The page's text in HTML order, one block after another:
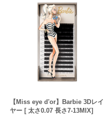
【Miss eye d'or】Barbie 3Dレイ
ヤー [ 太さ0.07 長さ7-13MIX]